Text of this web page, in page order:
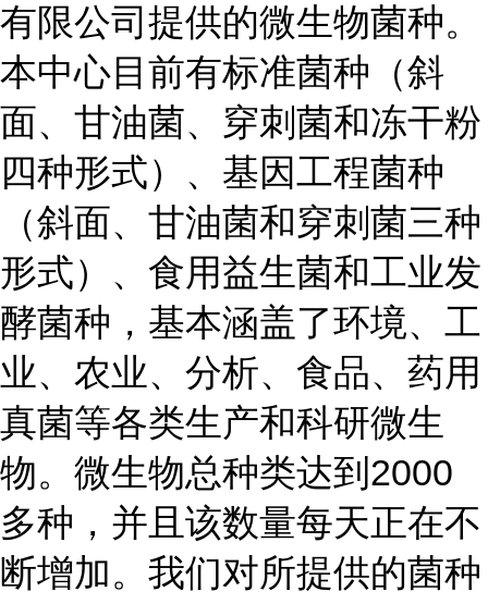
有限公司提供的微生物菌种。
本中心目前有标准菌种（斜
面、甘油菌、穿刺菌和冻干粉
四种形式）、基因工程菌种
（斜面、甘油菌和穿刺菌三种
形式）、食用益生菌和工业发
酵菌种，基本涵盖了环境、工
业、农业、分析、食品、药用
真菌等各类生产和科研微生
物。微生物总种类达到2000
多种，并且该数量每天正在不
断增加。我们对所提供的菌种